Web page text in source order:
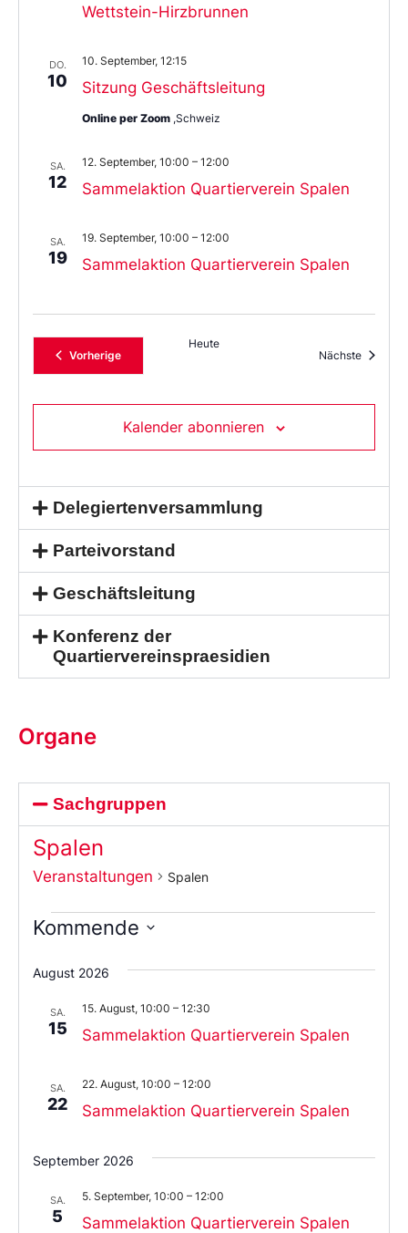
Wettstein-Hirzbrunnen
DO.
10 Sitzung Geschäftsleitung
10. September, 12:15
Online per Zoom ,Schweiz
SA.
12 Sammelaktion Quartierverein Spalen
12. September, 10:00 – 12:00
SA.
19 Sammelaktion Quartierverein Spalen
19. September, 10:00 – 12:00
VorherigeVeranstaltungen
Heute
Nächste
Kalender abonnieren
Delegiertenversammlung
Parteivorstand
Geschäftsleitung
Konferenz der
Quartiervereinspraesidien
Organe
Sachgruppen
Spalen
Veranstaltungen Spalen
Kommende
Sie
das
aus.
August 2026
SA.
15 Sammelaktion Quartierverein Spalen
15. August, 10:00 – 12:30
SA.
22 Sammelaktion Quartierverein Spalen
22. August, 10:00 – 12:00
September 2026
SA.
5 Sammelaktion Quartierverein Spalen
5. September, 10:00 – 12:00